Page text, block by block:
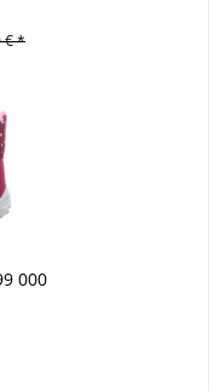
€ *
000